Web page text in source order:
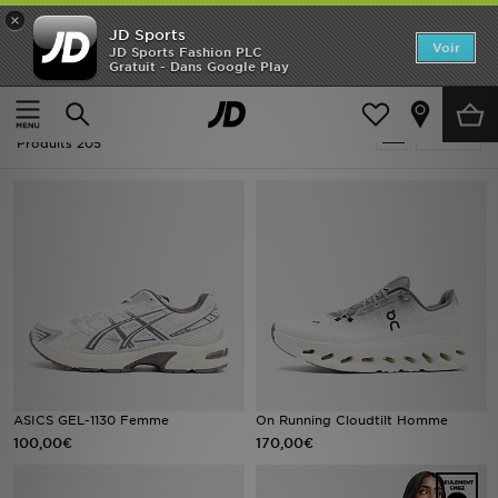
×
JD Sports
JD Sports Fashion PLC
Gratuit - Dans Google Play
Voir
Accueil
Crème
Crème
Produits 205
ASICS GEL-1130 Femme
100,00€
On Running Cloudtilt Homme
170,00€
Accueil
Nouveautés
Homme
Marques
Sports